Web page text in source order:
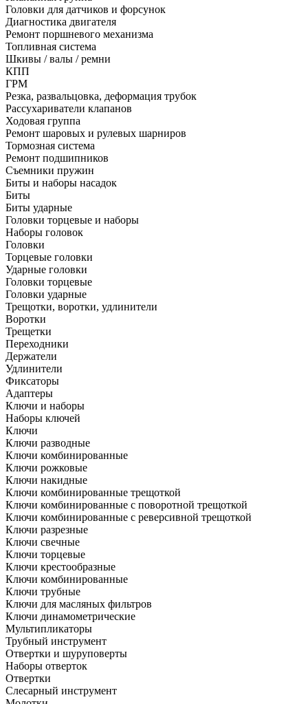
Головки для датчиков и форсунок
Диагностика двигателя
Ремонт поршневого механизма
Топливная система
Шкивы / валы / ремни
КПП
ГРМ
Резка, развальцовка, деформация трубок
Рассухариватели клапанов
Ходовая группа
Ремонт шаровых и рулевых шарниров
Тормозная система
Ремонт подшипников
Съемники пружин
Биты и наборы насадок
Биты
Биты ударные
Головки торцевые и наборы
Наборы головок
Головки
Торцевые головки
Ударные головки
Головки торцевые
Головки ударные
Трещотки, воротки, удлинители
Воротки
Трещетки
Переходники
Держатели
Удлинители
Фиксаторы
Адаптеры
Ключи и наборы
Наборы ключей
Ключи
Ключи разводные
Ключи комбинированные
Ключи рожковые
Ключи накидные
Ключи комбинированные трещоткой
Ключи комбинированные с поворотной трещоткой
Ключи комбинированные с реверсивной трещоткой
Ключи разрезные
Ключи свечные
Ключи торцевые
Ключи крестообразные
Ключи комбинированные
Ключи трубные
Ключи для масляных фильтров
Ключи динамометрические
Мультипликаторы
Трубный инструмент
Отвертки и шуруповерты
Наборы отверток
Отвертки
Слесарный инструмент